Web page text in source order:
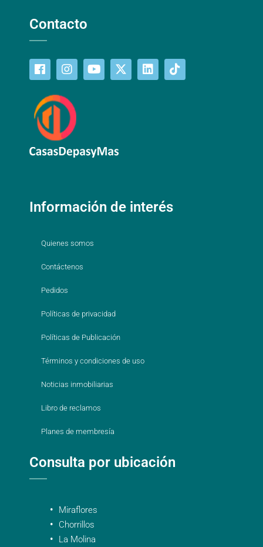
Contacto
Información de interés
Quienes somos
Contáctenos
Pedidos
Políticas de privacidad
Políticas de Publicación
Términos y condiciones de uso
Noticias inmobiliarias
Libro de reclamos
Planes de membresía
Consulta por ubicación
Miraflores
Chorrillos
La Molina